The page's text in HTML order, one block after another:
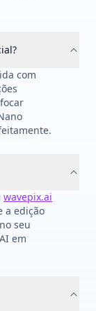
com
wavepix.ai
a edição
seu
em